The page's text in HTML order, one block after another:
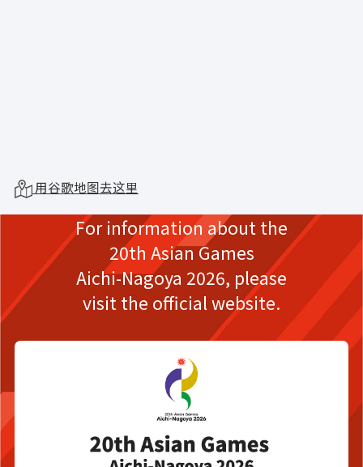
用谷歌地图去这里
For information about the
20th Asian Games
Aichi-Nagoya 2026, please
visit the official website.